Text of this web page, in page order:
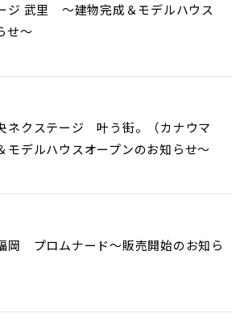
ジ 武里 ～建物完成＆モデルハウス
せ～
ネクステージ 叶う街。（カナウマ
モデルハウスオープンのお知らせ～
岡 プロムナード～販売開始のお知ら